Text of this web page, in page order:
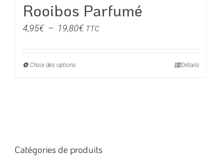
Rooibos Parfumé
4,95€ – 19,80€Plage
prix :
TTC
Choix des optionsCe
options
Détails
Catégories de produits